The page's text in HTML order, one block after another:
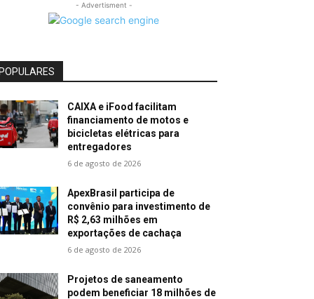
- Advertisment -
POPULARES
CAIXA e iFood facilitam
financiamento de motos e
bicicletas elétricas para
entregadores
6 de agosto de 2026
ApexBrasil participa de
convênio para investimento de
R$ 2,63 milhões em
exportações de cachaça
6 de agosto de 2026
Projetos de saneamento
podem beneficiar 18 milhões de